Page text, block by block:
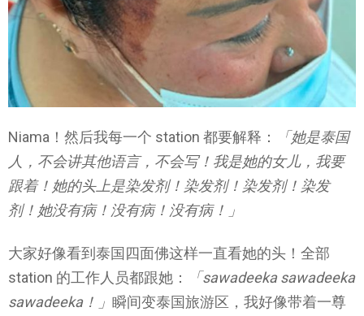
Niama！然后我每一个 station 都要解释：
「她是泰国
人，不会讲其他语言，不会写！我是她的女儿，我要
跟着！她的头上是染发剂！染发剂！染发剂！染发
剂！她没有病！没有病！没有病！」
大家好像看到泰国四面佛这样一直看她的头！全部
station 的工作人员都跟她：
「sawadeeka sawadeeka
sawadeeka！」 瞬间变泰国旅游区，我好像带着一尊